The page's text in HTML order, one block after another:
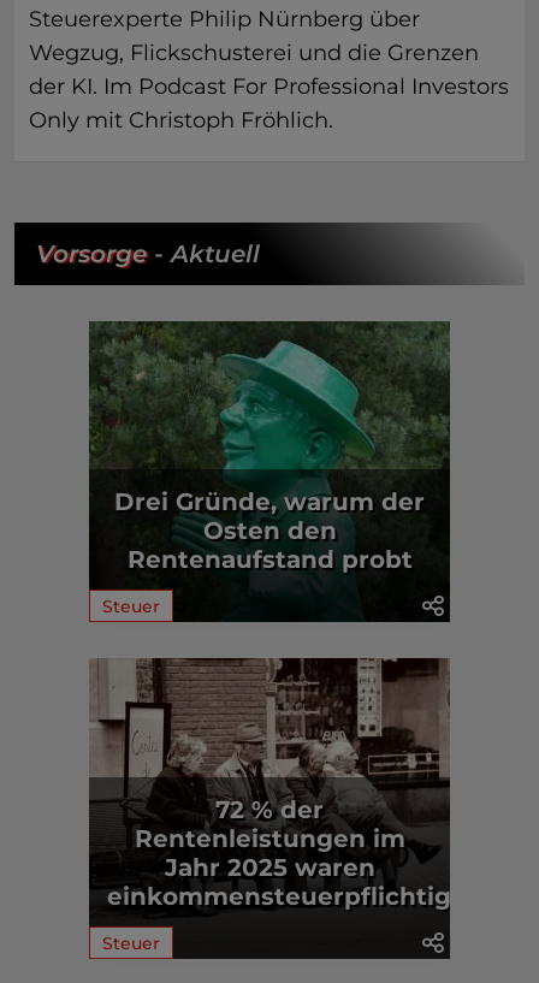
Steuerexperte Philip Nürnberg über
Wegzug, Flickschusterei und die Grenzen
der KI. Im Podcast For Professional Investors
Only mit Christoph Fröhlich.
Vorsorge- Aktuell
Drei Gründe, warum der
Osten den
Rentenaufstand probt
Steuer
72 % der
Rentenleistungen im
Jahr 2025 waren
einkommensteuerpflichtig
Steuer